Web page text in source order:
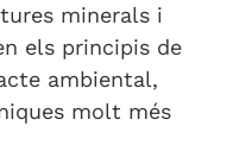
minerals i
els principis de
ambiental,
molt més